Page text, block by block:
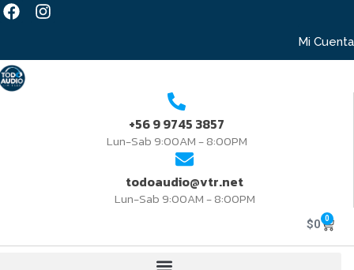
Mi Cuenta
+56 9 9745 3857
Lun-Sab 9:00AM - 8:00PM
todoaudio@vtr.net
Lun-Sab 9:00AM - 8:00PM
$0 0